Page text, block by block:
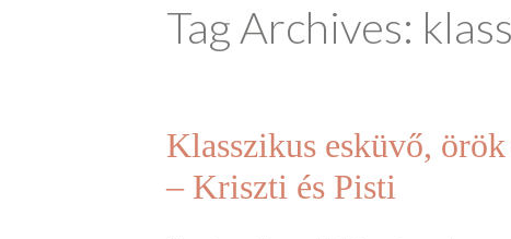
Tag Archives:
Klasszikus esküvő,
– Kriszti és Pisti